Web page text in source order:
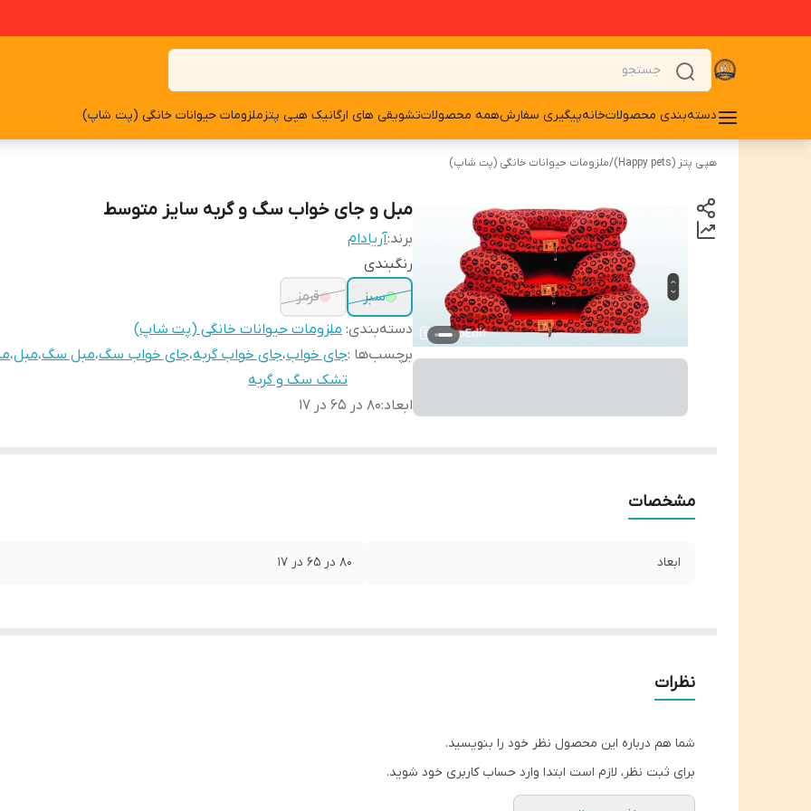
دسته‌بندی محصولاتخانهپیگیری سفارشهمه محصولاتتشویقی های ارگانیک هپی پتزملزومات حیوانات خانگی (پت شاپ)
هپی پتز (Happy pets) /ملزومات حیوانات خانگی (پت شاپ)
مبل و جای خواب سگ و گربه سایز متوسط
برند:آریادام
رنگبندی
سبز
قرمز
دسته‌بندی: ملزومات حیوانات خانگی (پت شاپ)
برچسب‌ها :جای خواب،جای خواب گربه،جای خواب سگ،مبل سگ،مبل،
تشک سگ و گربه
ابعاد:۸۰ در ۶۵ در ۱۷
مشخصات
ابعاد ۸۰ در ۶۵ در ۱۷
نظرات
شما هم درباره این محصول نظر خود را بنویسید.
برای ثبت نظر، لازم است ابتدا وارد حساب کاربری خود شوید.